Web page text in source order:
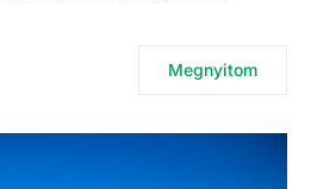
Megnyitom